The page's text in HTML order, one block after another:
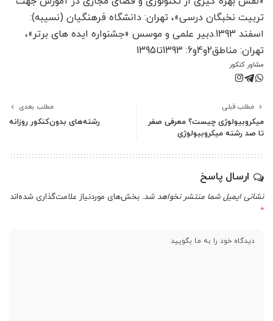
تربیت نخبگان درسی»، تهران: دانشگاه فرهنگیان (نسیبه):
اسفند 1393.دبیر علمی و موسس «جشنواره ایده های برتر»،
تهران: مناطق2و4و6: 1393تا1395
مشاور کنکور
مطلب قبلی
میکروبیولوژی چیست؟ معرفی صفر
تا صد رشته میکروبیولوژی
مطلب بعدی
رشته‌های بدون‌کنکور روزانه
ارسال پاسخ
نشانی ایمیل شما منتشر نخواهد شد. بخش‌های موردنیاز علامت‌گذاری شده‌اند
*